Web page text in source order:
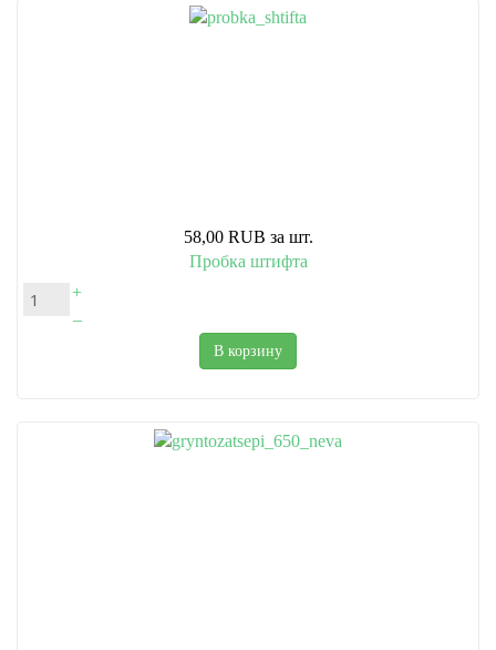
58,00 RUB за шт.
Пробка штифта
+
–
В корзину